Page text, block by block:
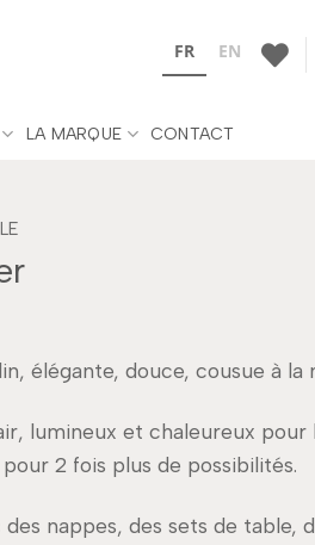
FR EN
LA MARQUE CONTACT
élégante, douce, cousue à la
lumineux et chaleureux pour
2 fois plus de possibilités.
nappes, des sets de table,